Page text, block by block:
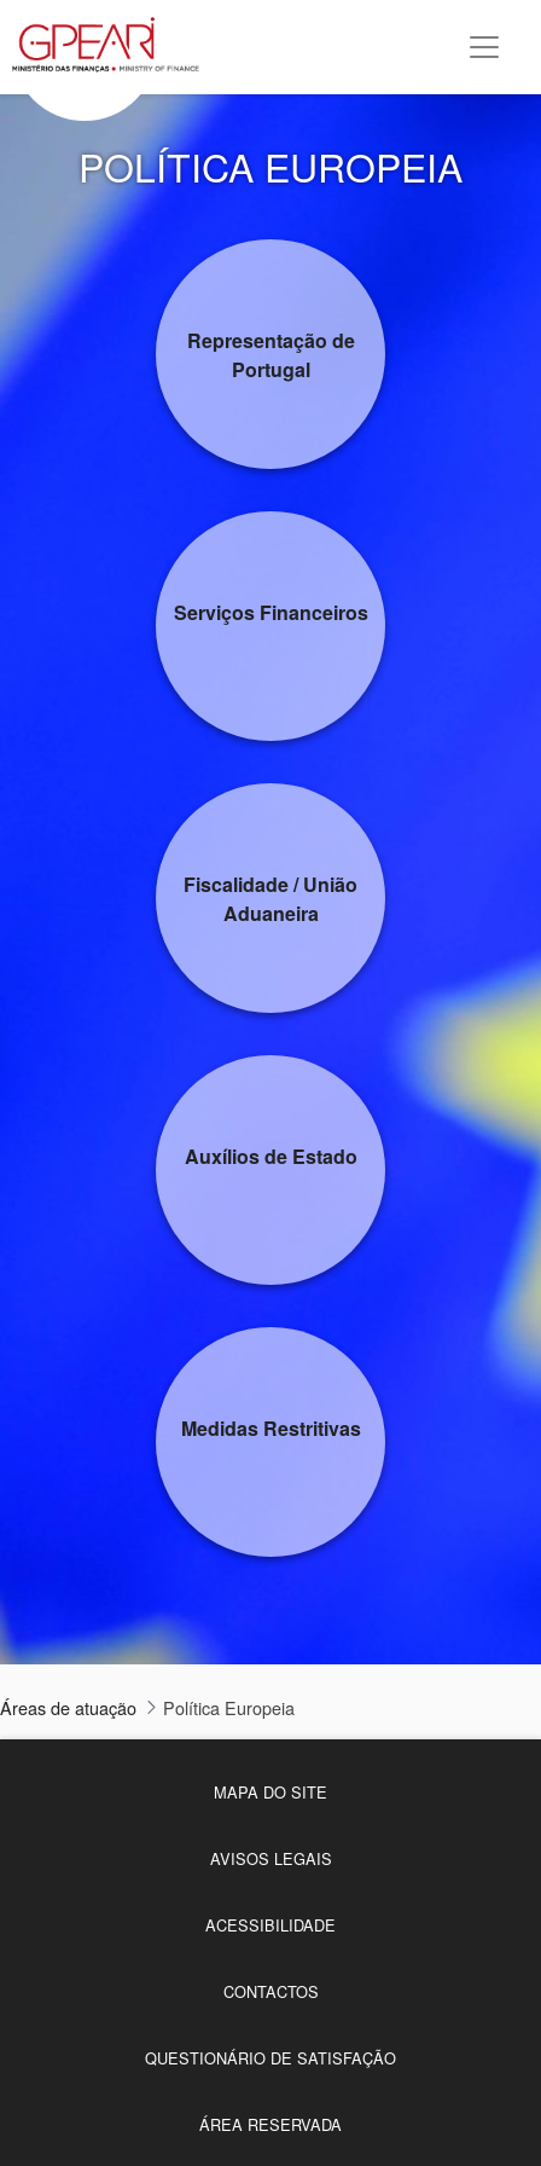
POLÍTICA EUROPEIA
Representação de
Portugal
Serviços Financeiros
Fiscalidade / União
Aduaneira
Auxílios de Estado
Medidas Restritivas
Áreas de atuação Política Europeia
MAPA DO SITE
AVISOS LEGAIS
ACESSIBILIDADE
CONTACTOS
QUESTIONÁRIO DE SATISFAÇÃO
ÁREA RESERVADA